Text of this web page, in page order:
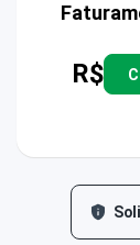
R$